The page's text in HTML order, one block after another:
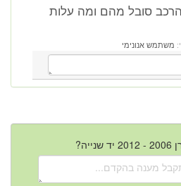
סובל מהם ומה עלות
משתמש אנונימי